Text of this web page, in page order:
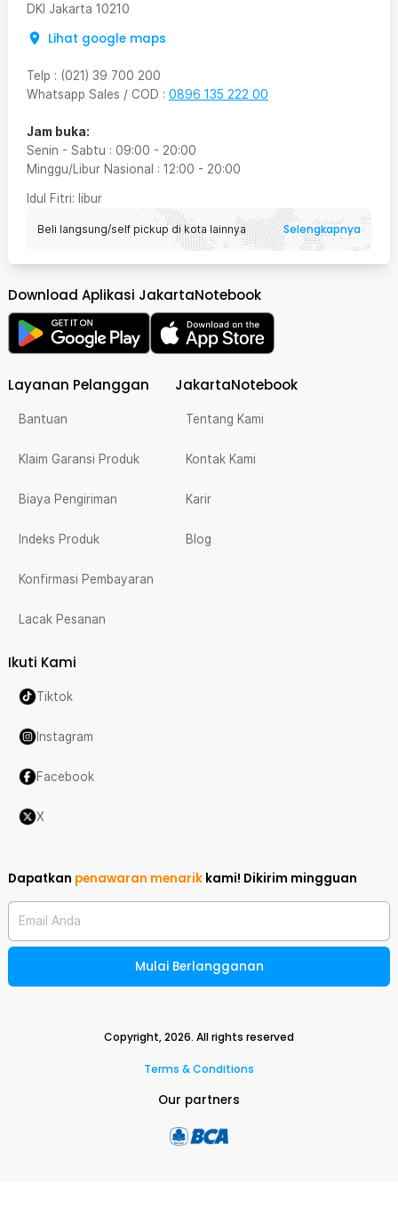
DKI Jakarta 10210
Lihat google maps
Telp : (021) 39 700 200
Whatsapp Sales / COD : 0896 135 222 00
Jam buka:
Senin - Sabtu : 09:00 - 20:00
Minggu/Libur Nasional : 12:00 - 20:00
Idul Fitri: libur
Beli langsung/self pickup di kota lainnya Selengkapnya
Download Aplikasi JakartaNotebook
Layanan Pelanggan
Bantuan
Klaim Garansi Produk
Biaya Pengiriman
Indeks Produk
Konfirmasi Pembayaran
Lacak Pesanan
JakartaNotebook
Tentang Kami
Kontak Kami
Karir
Blog
Ikuti Kami
Tiktok
Instagram
Facebook
X
Dapatkan penawaran menarik kami! Dikirim mingguan
Email Anda
Mulai Berlangganan
Copyright,2026. All rights reserved
Terms & Conditions
Our partners